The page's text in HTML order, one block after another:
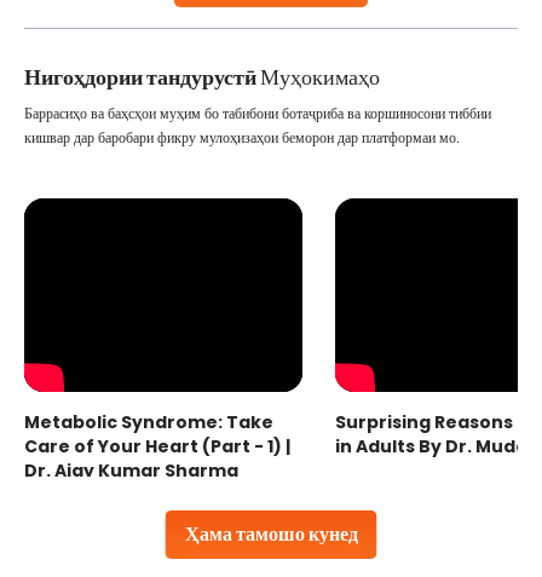
Нигоҳдории тандурустӣМуҳокимаҳо
Ҳама тамошо кунед
Баррасиҳо ва баҳсҳои муҳим бо табибони ботаҷриба ва коршиносони тиббии
кишвар дар баробари фикру мулоҳизаҳои беморон дар платформаи мо.
Metabolic Syndrome: Take
Care of Your Heart (Part - 1) |
Dr. Ajay Kumar Sharma
Surprising Reasons
in Adults By Dr.